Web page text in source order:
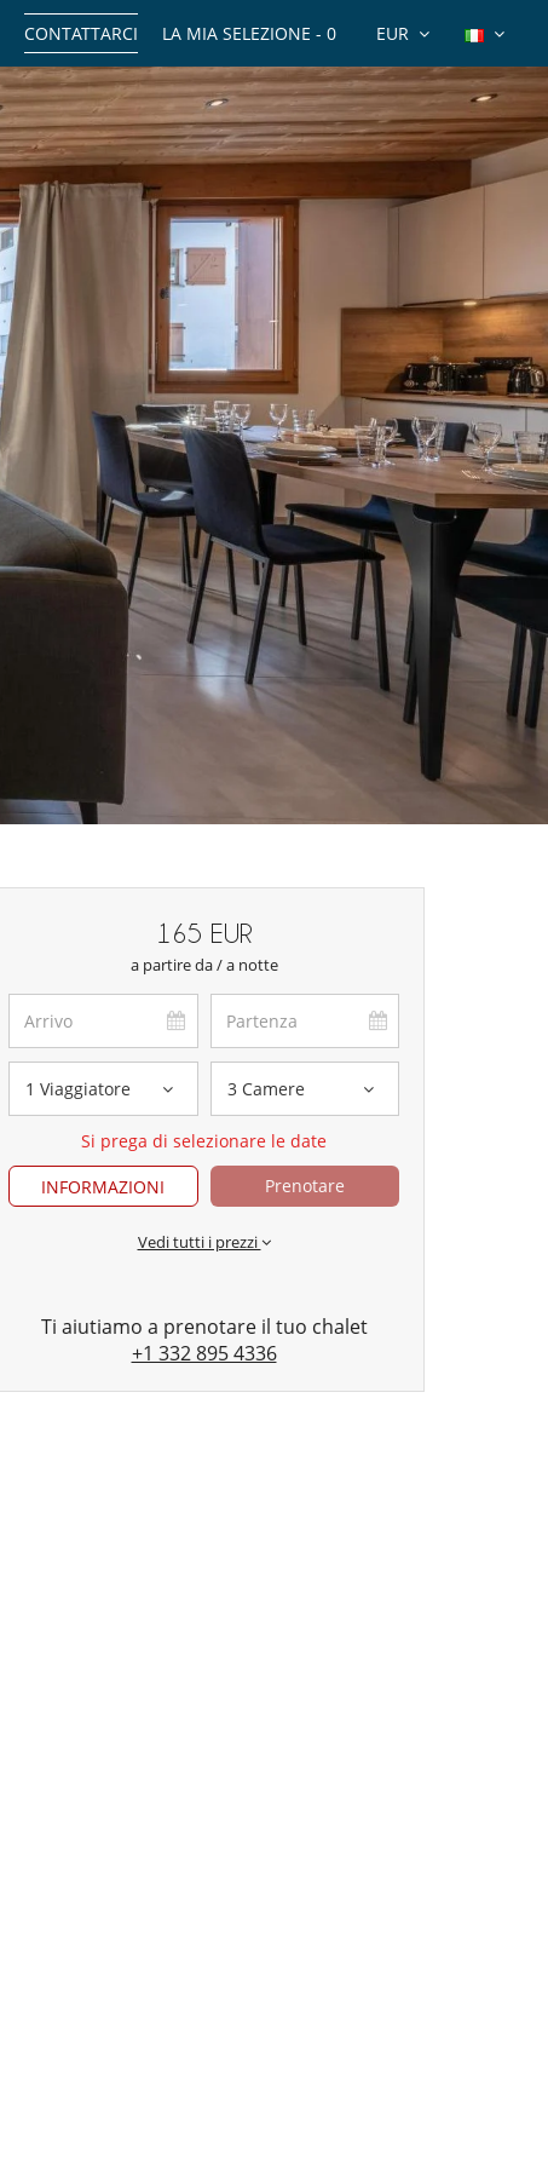
EUR
LA MIA SELEZIONE - 0
CONTATTARCI
165 EUR
a partire da / a notte
1 Viaggiatore 3 Camere
Si prega di selezionare le date
INFORMAZIONI
Prenotare
Vedi tutti i prezzi
Ti aiutiamo a prenotare il tuo chalet
+1 332 895 4336